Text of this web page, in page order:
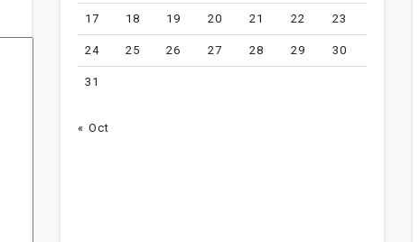
17 18 19 20 21 22 23
24 25 26 27 28 29 30
31
« Oct